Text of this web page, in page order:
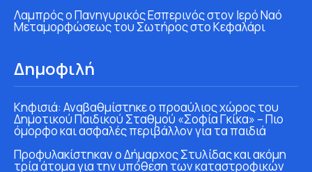
Λαμπρός ο Πανηγυρικός Εσπερινός στον Ιερό Ναό
Μεταμορφώσεως του Σωτήρος στο Κεφαλάρι
Δημοφιλή
Κηφισιά: Αναβαθμίστηκε ο προαύλιος χώρος του
Δημοτικού Παιδικού Σταθμού «Σοφία Γκίκα» – Πιο
όμορφο και ασφαλές περιβάλλον για τα παιδιά
Προφυλακίστηκαν ο Δήμαρχος Στυλίδας και ακόμη
τρία άτομα για την υπόθεση των καταστροφικών